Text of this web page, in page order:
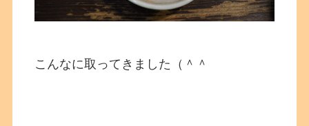
こんなに取ってきました（＾＾